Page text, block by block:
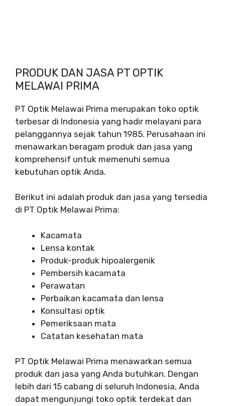
PRODUK DAN JASA PT OPTIK
MELAWAI PRIMA
PT Optik Melawai Prima merupakan toko optik
terbesar di Indonesia yang hadir melayani para
pelanggannya sejak tahun 1985. Perusahaan ini
menawarkan beragam produk dan jasa yang
komprehensif untuk memenuhi semua
kebutuhan optik Anda.
Berikut ini adalah produk dan jasa yang tersedia
di PT Optik Melawai Prima:
Kacamata
Lensa kontak
Produk-produk hipoalergenik
Pembersih kacamata
Perawatan
Perbaikan kacamata dan lensa
Konsultasi optik
Pemeriksaan mata
Catatan kesehatan mata
PT Optik Melawai Prima menawarkan semua
produk dan jasa yang Anda butuhkan. Dengan
lebih dari 15 cabang di seluruh Indonesia, Anda
dapat mengunjungi toko optik terdekat dan